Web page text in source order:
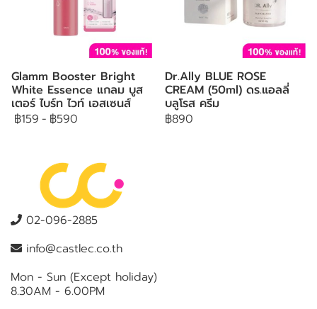
Glamm Booster Bright
White Essence แกลม บูส
เตอร์ ไบร์ท ไวท์ เอสเซนส์
฿159 - ฿590
Dr.Ally BLUE ROSE
CREAM (50ml) ดร.แอลลี่
บลูโรส ครีม
฿890
02-096-2885
info@castlec.co.th
Mon - Sun (Except holiday)
8.30AM - 6.00PM